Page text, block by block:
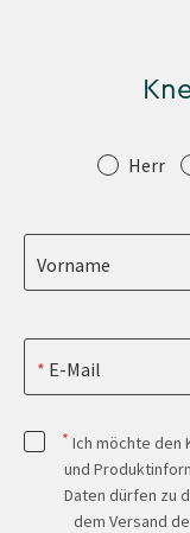
Anrede Herr
Vorname
E-Mail
* Ich möchte den
und
Daten dürfen zu
dem Versand